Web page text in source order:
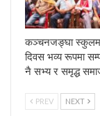
कञ्चनजङ्घा
दिवस भव्य रूपमा
नै सभ्य र समृद्ध
PREV NEXT